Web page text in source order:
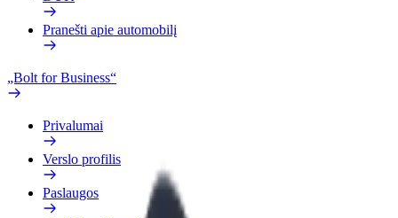
Pranešti apie automobilį
„Bolt for Business“
Privalumai
Verslo profilis
Paslaugos